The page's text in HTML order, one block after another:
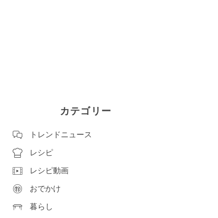
カテゴリー
トレンドニュース
レシピ
レシピ動画
おでかけ
暮らし